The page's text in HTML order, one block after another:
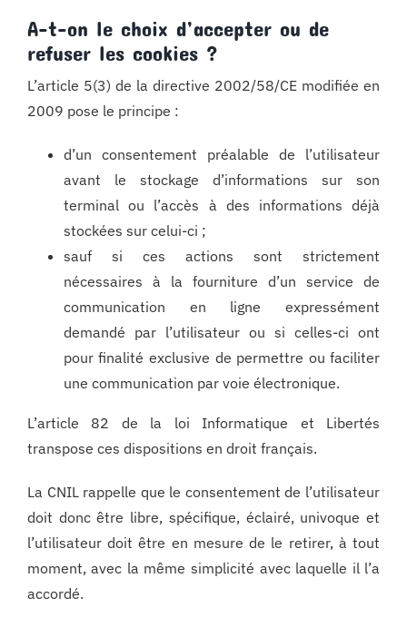
A-t-on le choix d’accepter ou de
refuser les cookies ?
L’article 5(3) de la directive 2002/58/CE modifiée en
2009 pose le principe :
d’un consentement préalable de l’utilisateur
avant le stockage d’informations sur son
terminal ou l’accès à des informations déjà
stockées sur celui-ci ;
sauf si ces actions sont strictement
nécessaires à la fourniture d’un service de
communication en ligne expressément
demandé par l’utilisateur ou si celles-ci ont
pour finalité exclusive de permettre ou faciliter
une communication par voie électronique.
L’article 82 de la loi Informatique et Libertés
transpose ces dispositions en droit français.
La CNIL rappelle que le consentement de l’utilisateur
doit donc être libre, spécifique, éclairé, univoque et
l’utilisateur doit être en mesure de le retirer, à tout
moment, avec la même simplicité avec laquelle il l’a
accordé.